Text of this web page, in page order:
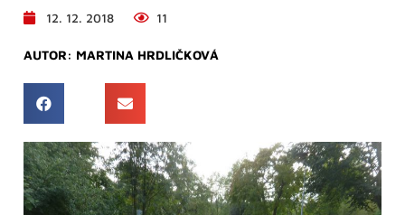
12. 12. 2018 11
AUTOR: MARTINA HRDLIČKOVÁ